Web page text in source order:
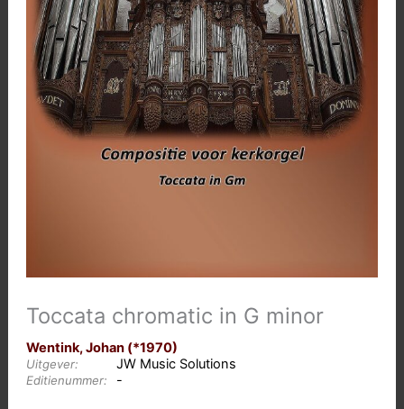
Toccata chromatic in G minor
Wentink, Johan (*1970)
Uitgever: JW Music Solutions
Editienummer: -